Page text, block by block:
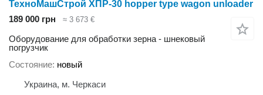
ТехноМашСтрой ХПР-30 hopper type wagon unloader
189 000 грн
≈ 3 673 €
Оборудование для обработки зерна - шнековый
погрузчик
Состояние новый
Украина, м. Черкаси